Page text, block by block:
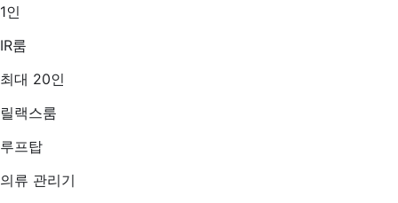
1인
IR룸
최대 20인
릴랙스룸
루프탑
의류 관리기